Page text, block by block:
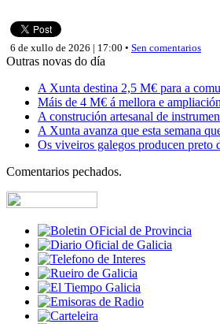
6 de xullo de 2026 | 17:00 • Sen comentarios
Outras novas do día
A Xunta destina 2,5 M€ para a
Máis de 4 M€ á mellora e
A construción artesanal de
A Xunta avanza que esta semana
Os viveiros galegos producen preto
Comentarios pechados.